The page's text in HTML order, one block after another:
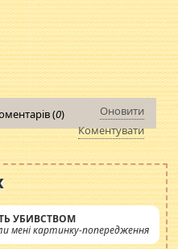
(0)
Оновити
Коментувати
УБИВСТВОМ
мені картинку-попередження